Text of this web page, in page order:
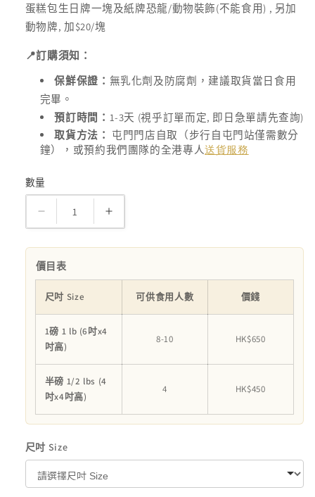
蛋糕包生日牌一塊及紙牌恐龍/動物裝飾(不能食用) , 另加
動物牌, 加$20/塊
📍訂購須知：
保鮮保證： 無乳化劑及防腐劑，建議取貨當日食用
完畢。
預訂時間： 1-3天 (視乎訂單而定, 即日急單請先查詢)
取貨方法：
屯門門店自取（步行自屯門站僅需數分
鐘），或預約我們團隊的全港專人送貨服務
數
數量
動
物
蛋
糕
數
量
減
少
物
糕
價目表
尺吋 Size 可供食用人數 價錢
1磅 1 lb (6吋x4
吋高)
8-10 HK$650
半磅 1/2 lbs (4
吋x4吋高)
4 HK$450
尺吋 Size